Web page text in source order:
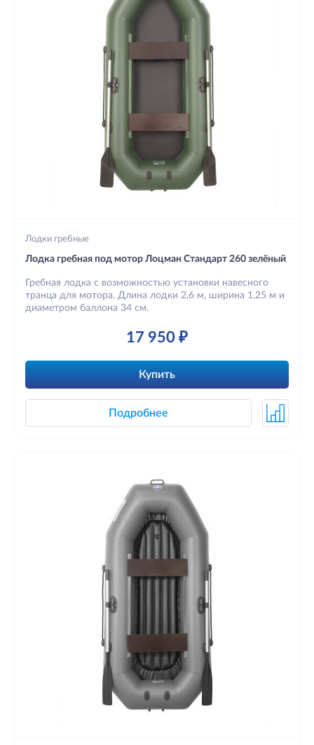
Лодки гребные
Лодка гребная под мотор Лоцман Стандарт 260 зелёный
Гребная лодка с возможностью установки навесного
транца для мотора. Длина лодки 2,6 м, ширина 1,25 м и
диаметром баллона 34 см.
17 950 ₽
Купить
Подробнее